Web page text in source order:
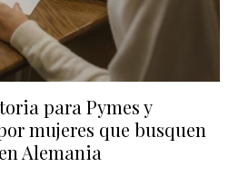
para Pymes y
mujeres que busquen
Alemania